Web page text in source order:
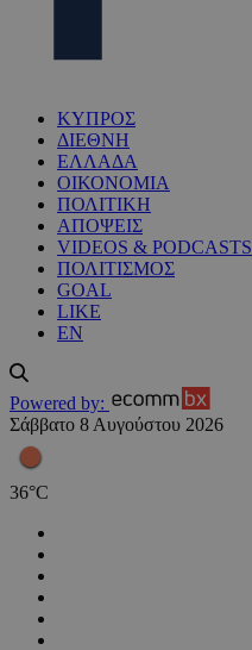
ΚΥΠΡΟΣ
ΔΙΕΘΝΗ
ΕΛΛΑΔΑ
ΟΙΚΟΝΟΜΙΑ
ΠΟΛΙΤΙΚΗ
ΑΠΟΨΕΙΣ
VIDEOS & PODCASTS
ΠΟΛΙΤΙΣΜΟΣ
GOAL
LIKE
EN
Powered by:
Σάββατο 8 Αυγούστου 2026
36°C